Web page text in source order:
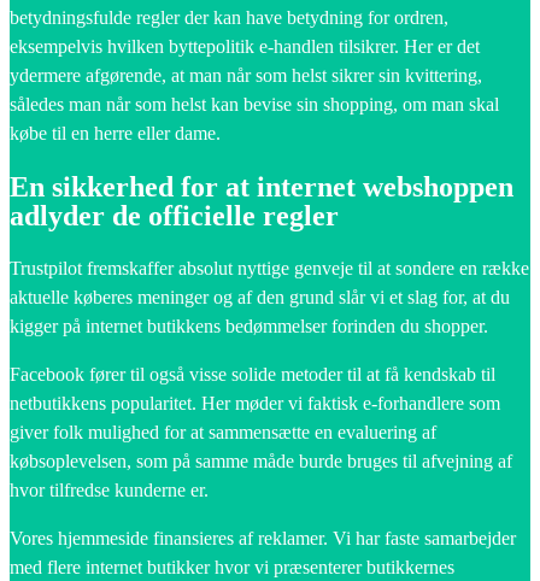
betydningsfulde regler der kan have betydning for ordren,
eksempelvis hvilken byttepolitik e-handlen tilsikrer. Her er det
ydermere afgørende, at man når som helst sikrer sin kvittering,
således man når som helst kan bevise sin shopping, om man skal
købe til en herre eller dame.
En sikkerhed for at internet webshoppen
adlyder de officielle regler
Trustpilot fremskaffer absolut nyttige genveje til at sondere en række
aktuelle køberes meninger og af den grund slår vi et slag for, at du
kigger på internet butikkens bedømmelser forinden du shopper.
Facebook fører til også visse solide metoder til at få kendskab til
netbutikkens popularitet. Her møder vi faktisk e-forhandlere som
giver folk mulighed for at sammensætte en evaluering af
købsoplevelsen, som på samme måde burde bruges til afvejning af
hvor tilfredse kunderne er.
Vores hjemmeside finansieres af reklamer. Vi har faste samarbejder
med flere internet butikker hvor vi præsenterer butikkernes